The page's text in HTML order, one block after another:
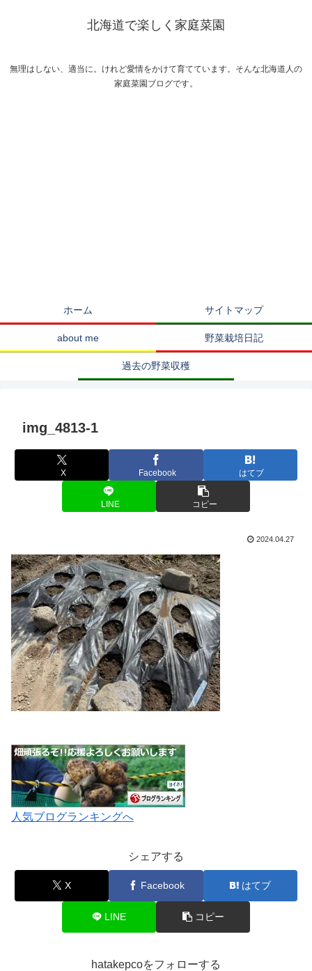
北海道で楽しく家庭菜園
無理はしない、適当に。けれど愛情をかけて育てています。そんな北海道人の
家庭菜園ブログです。
ホーム サイトマップ
about me 野菜栽培日記
過去の野菜収穫
img_4813-1
X Facebook はてブ
LINE コピー
2024.04.27
人気ブログランキングへ
シェアする
X Facebook はてブ
LINE コピー
hatakepcoをフォローする